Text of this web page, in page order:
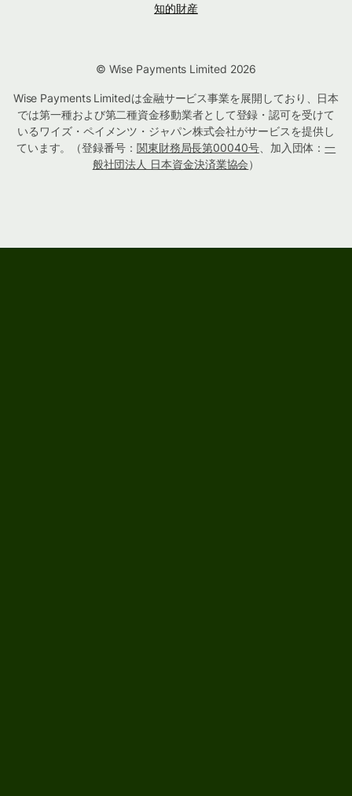
知的財産
© Wise Payments Limited 2026
Wise Payments Limitedは金融サービス事業を展開しており、日本
では第一種および第二種資金移動業者として登録・認可を受けて
いるワイズ・ペイメンツ・ジャパン株式会社がサービスを提供し
ています。（登録番号： 関東財務局長第00040号、加入団体：一
般社団法人 日本資金決済業協会）